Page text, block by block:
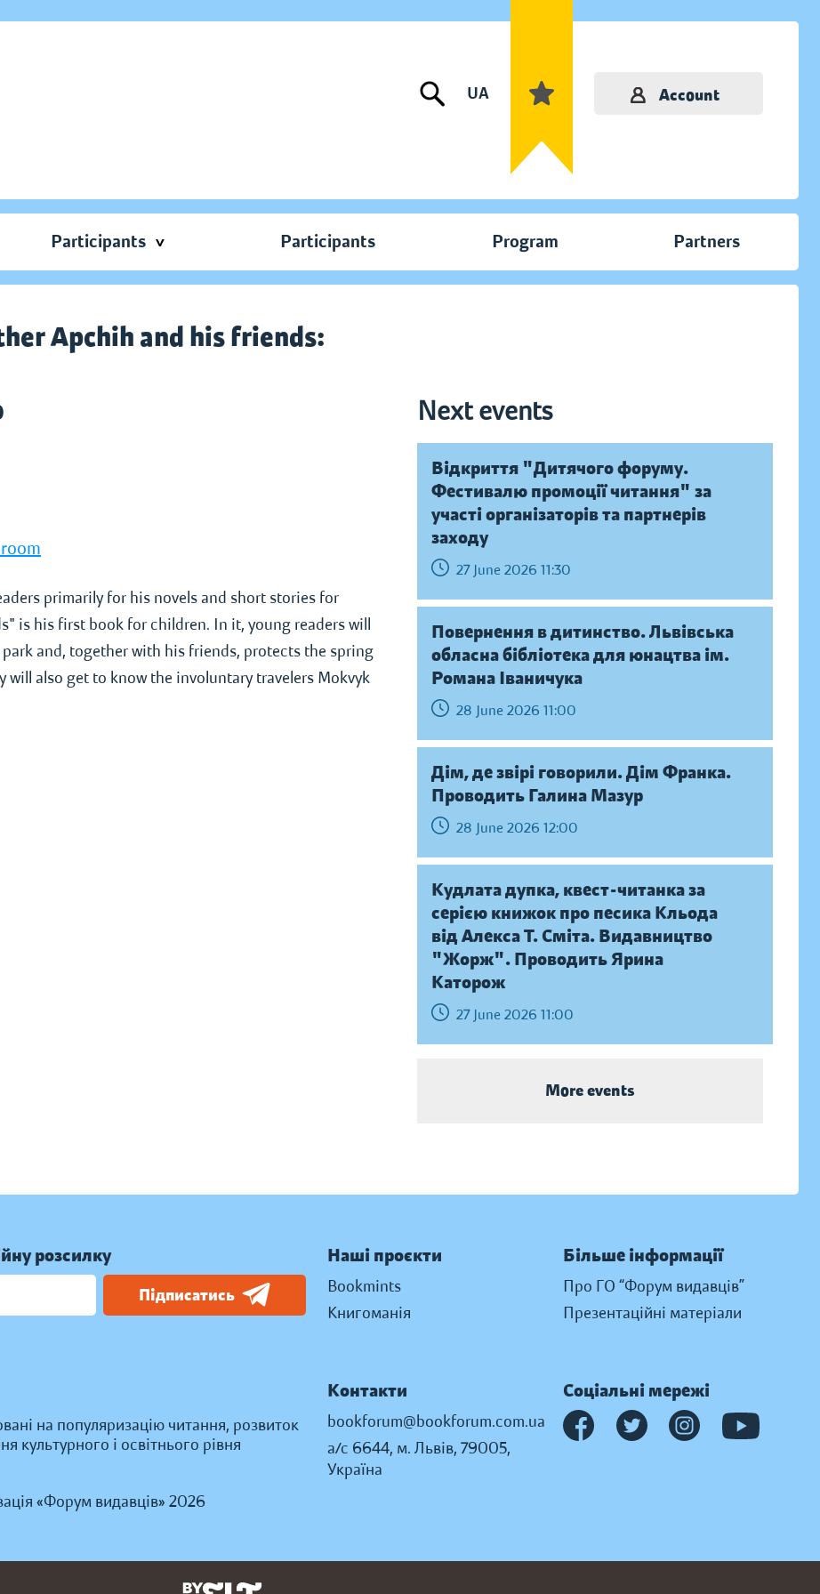
UA Account
Participants Participants Program Partners
Apchih and his friends:
Next events
primarily for his novels and short stories for
is his first book for children. In it, young readers will
and, together with his friends, protects the spring
will also get to know the involuntary travelers Mokvyk
Відкриття "Дитячого форуму.
Фестивалю промоції читання" за
участі організаторів та партнерів
заходу
27 June 2026 11:30
Повернення в дитинство. Львівська
обласна бібліотека для юнацтва ім.
Романа Іваничука
28 June 2026 11:00
Дім, де звірі говорили. Дім Франка.
Проводить Галина Мазур
28 June 2026 12:00
Кудлата дупка, квест-читанка за
серією книжок про песика Кльода
від Алекса Т. Сміта. Видавництво
"Жорж". Проводить Ярина
Каторож
27 June 2026 11:00
More events
розсилку
Підписатись
на популяризацію читання, розвиток
культурного і освітнього рівня
«Форум видавців» 2026
Наші проєкти
Bookmints
Книгоманія
Більше інформації
Про ГО “Форум видавців”
Презентаційні матеріали
Контакти
bookforum@bookforum.com.ua
а/с 6644, м. Львів, 79005,
Україна
Соціальні мережі